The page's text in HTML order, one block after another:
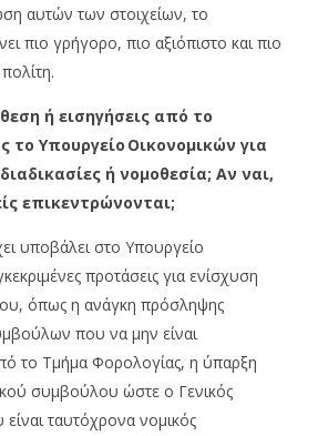
αυτών των στοιχείων, το
πιο γρήγορο, πιο αξιόπιστο και πιο
ή εισηγήσεις από το
το Υπουργείο Οικονομικών για
ή νομοθεσία; Αν ναι,
επικεντρώνονται;
υποβάλει στο Υπουργείο
προτάσεις για ενίσχυση
όπως η ανάγκη πρόσληψης
που να μην είναι
το Τμήμα Φορολογίας, η ύπαρξη
συμβούλου ώστε ο Γενικός
ταυτόχρονα νομικός